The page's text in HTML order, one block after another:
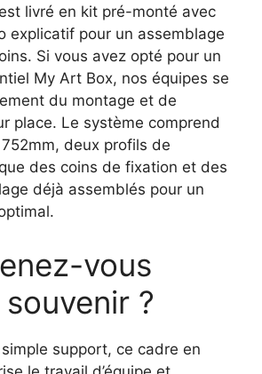
livré en kit pré-monté avec
explicatif pour un assemblage
Si vous avez opté pour un
My Art Box, nos équipes se
du montage et de
place. Le système comprend
deux profils de
des coins de fixation et des
déjà assemblés pour un
vous
?
simple support, ce cadre en